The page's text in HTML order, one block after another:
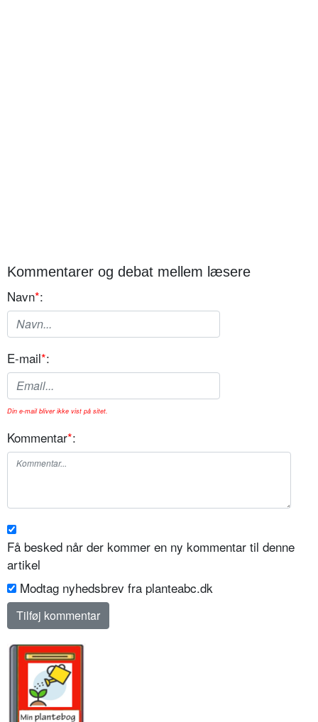
Kommentarer og debat mellem læsere
Navn*:
E-mail*:
Din e-mail bliver ikke vist på sitet.
Kommentar*:
Få besked når der kommer en ny kommentar til denne
artikel
Modtag nyhedsbrev fra planteabc.dk